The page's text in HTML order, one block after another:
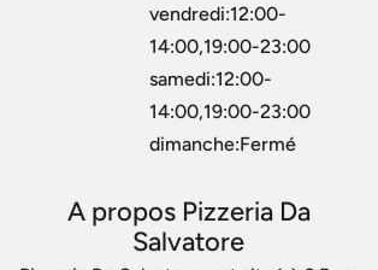
vendredi:12:00-
14:00,19:00-23:00
samedi:12:00-
14:00,19:00-23:00
dimanche:Fermé
A propos Pizzeria Da
Salvatore